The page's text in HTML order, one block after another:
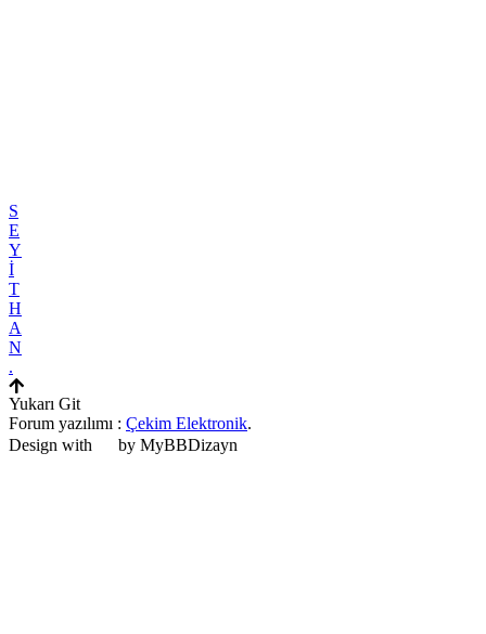
S
E
Y
İ
T
H
A
N
.
Yukarı Git
Forum yazılımı : Çekim Elektronik.
Design with
by MyBBDizayn